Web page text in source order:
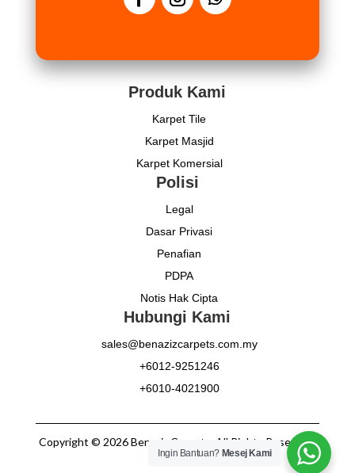
Produk Kami
Karpet Tile
Karpet Masjid
Karpet Komersial
Polisi
Legal
Dasar Privasi
Penafian
PDPA
Notis Hak Cipta
Hubungi Kami
sales@benazizcarpets.com.my
+6012-9251246
+6010-4021900
Copyright © 2026 Benaziz Carpets. All Rights Reserved.
Ingin Bantuan? Mesej Kami